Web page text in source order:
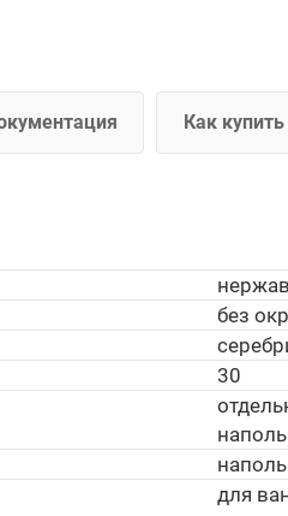
Как купить
без
30
для